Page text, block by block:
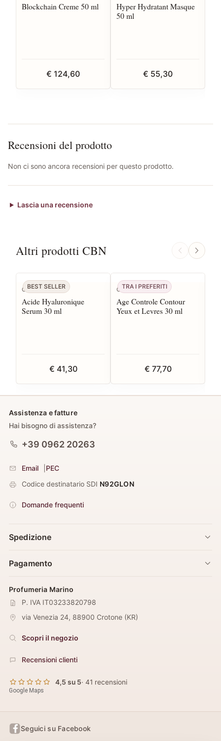
Blockchain Creme 50 ml
€ 124,60
Hyper Hydratant Masque
50 ml
€ 55,30
Recensioni del prodotto
Non ci sono ancora recensioni per questo prodotto.
Lascia una recensione
Altri prodotti CBN
BEST SELLER
CBN
Acide Hyaluronique
Serum 30 ml
€ 41,30
TRA I PREFERITI
CBN
Age Controle Contour
Yeux et Levres 30 ml
€ 77,70
Assistenza e fatture
Hai bisogno di assistenza?
+39 0962 20263
Email
PEC
Codice destinatario SDI N92GLON
Domande frequenti
Spedizione
Pagamento
Profumeria Marino
P. IVA IT03233820798
via Venezia 24, 88900 Crotone (KR)
Scopri il negozio
Recensioni clienti
4,5 su 5· 41 recensioni
Google Maps
Seguici su Facebook